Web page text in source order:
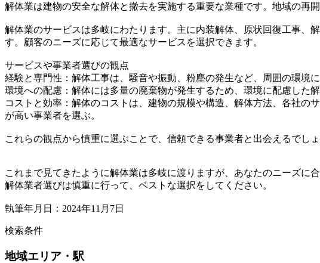
解体業は建物の安全な解体と撤去を実施する重要な業種です。地域の再
解体業のサービスは多岐にわたります。主に内装解体、原状回復工事、
す。顧客のニーズに応じて最適なサービスを選択できます。
サービスや事業者選びの観点
経験と専門性：解体工事は、騒音や振動、粉塵の発生など、周囲の環境
環境への配慮：解体には多量の廃棄物が発生するため、環境に配慮した
コストと効率：解体のコストは、建物の規模や構造、解体方法、各社
が高い事業者を選ぶ。
これらの観点から慎重に選ぶことで、信頼できる事業者と出会えるでしょ
これまで見てきたように解体業は多岐に渡りますが、あなたのニーズに
解体業者選びは慎重に行って、ベストな選択をしてください。
執筆年月日：2024年11月7日
検索条件
地域エリア・駅